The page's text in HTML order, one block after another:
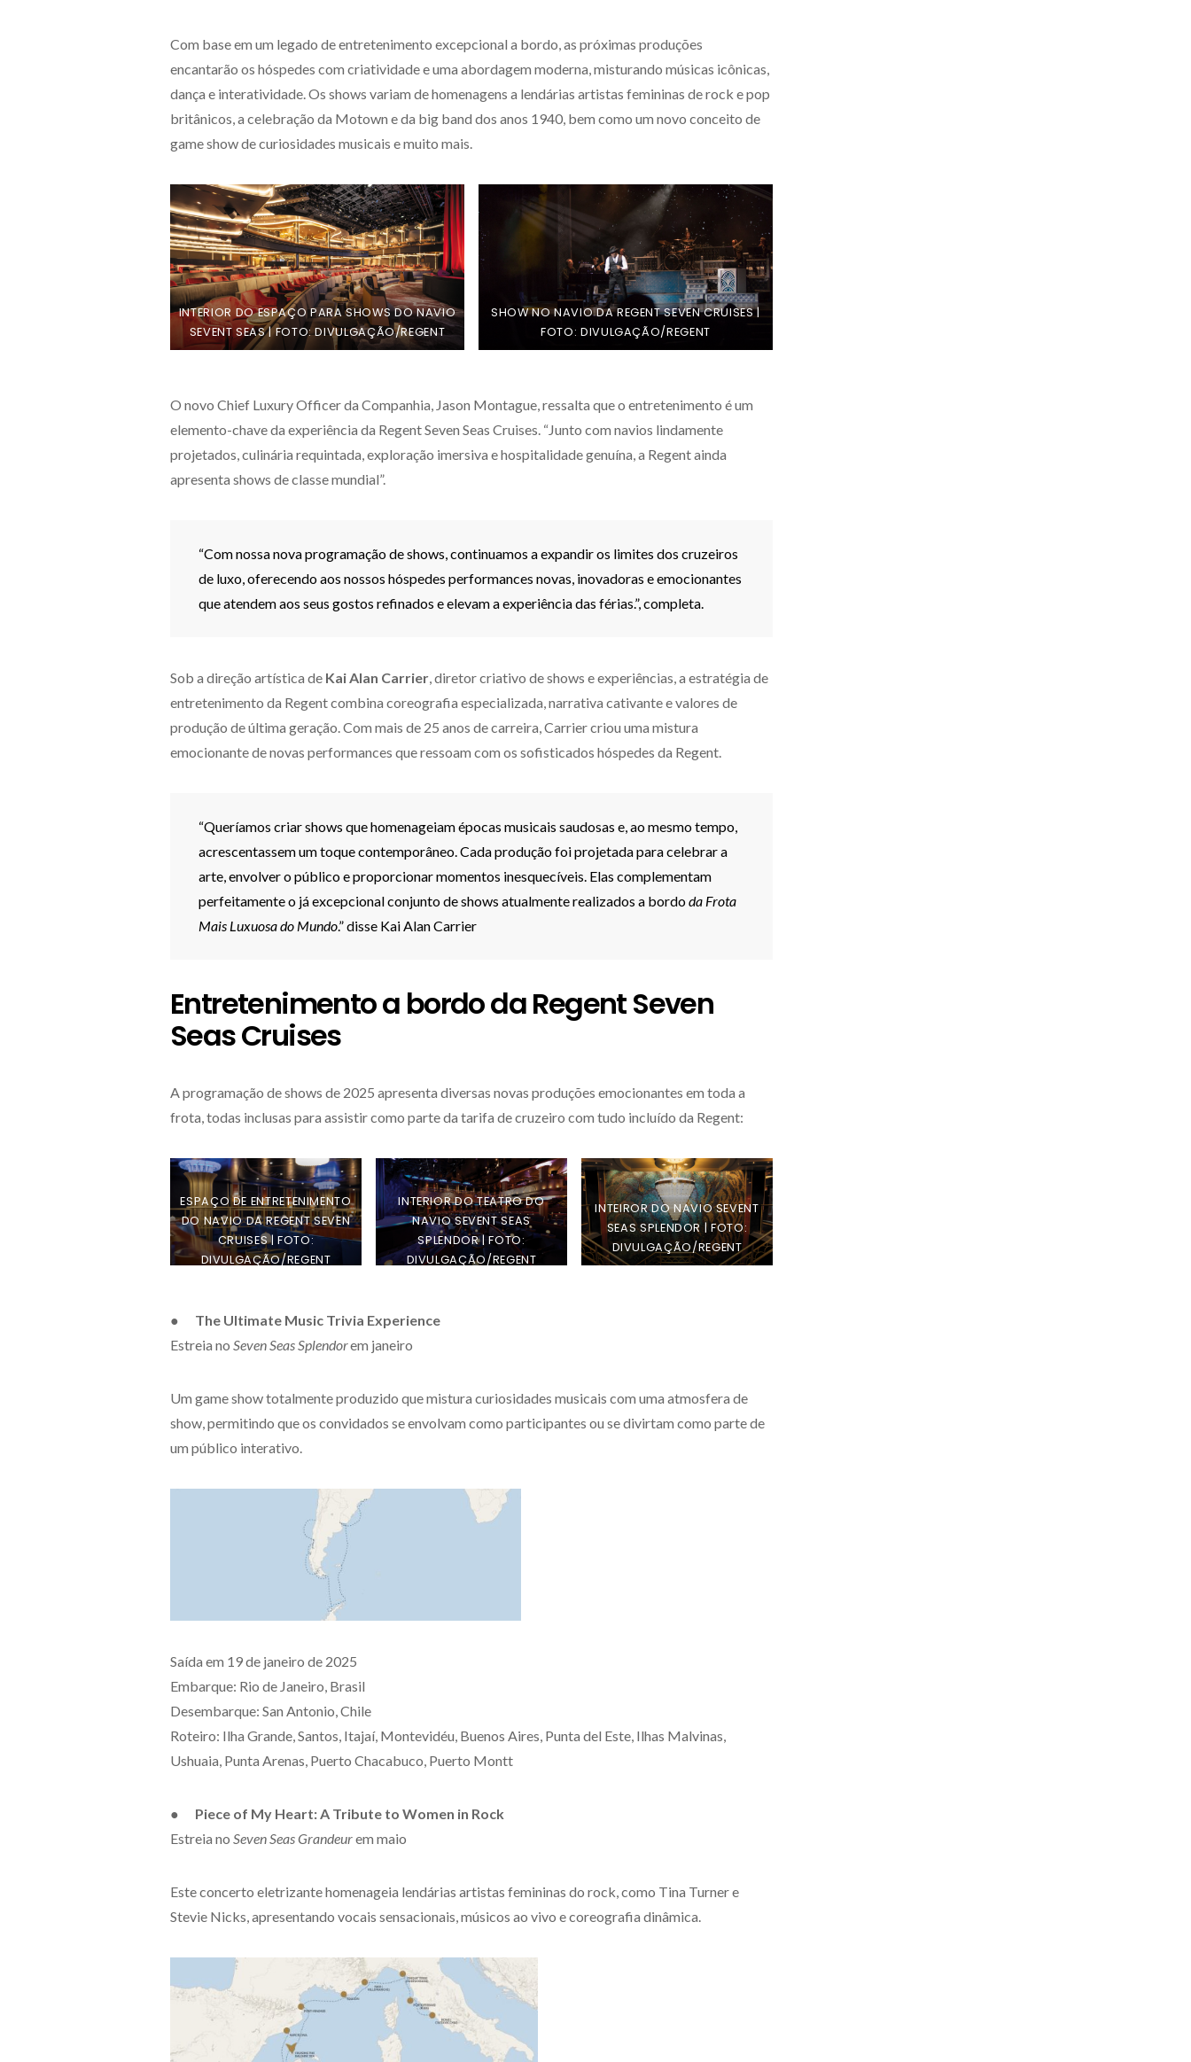
Com base em um legado de entretenimento excepcional a bordo, as próximas produções
encantarão os hóspedes com criatividade e uma abordagem moderna, misturando músicas icônicas,
dança e interatividade. Os shows variam de homenagens a lendárias artistas femininas de rock e pop
britânicos, a celebração da Motown e da big band dos anos 1940, bem como um novo conceito de
game show de curiosidades musicais e muito mais.
INTERIOR DO ESPAÇO PARA SHOWS DO NAVIO
SEVENT SEAS | FOTO: DIVULGAÇÃO/REGENT
SHOW NO NAVIO DA REGENT SEVEN CRUISES |
FOTO: DIVULGAÇÃO/REGENT
O novo Chief Luxury Officer da Companhia, Jason Montague, ressalta que o entretenimento é um
elemento-chave da experiência da Regent Seven Seas Cruises. “Junto com navios lindamente
projetados, culinária requintada, exploração imersiva e hospitalidade genuína, a Regent ainda
apresenta shows de classe mundial”.
“Com nossa nova programação de shows, continuamos a expandir os limites dos cruzeiros
de luxo, oferecendo aos nossos hóspedes performances novas, inovadoras e emocionantes
que atendem aos seus gostos refinados e elevam a experiência das férias.”, completa.
Sob a direção artística de Kai Alan Carrier , diretor criativo de shows e experiências, a estratégia de
entretenimento da Regent combina coreografia especializada, narrativa cativante e valores de
produção de última geração. Com mais de 25 anos de carreira, Carrier criou uma mistura
emocionante de novas performances que ressoam com os sofisticados hóspedes da Regent.
“Queríamos criar shows que homenageiam épocas musicais saudosas e, ao mesmo tempo,
acrescentassem um toque contemporâneo. Cada produção foi projetada para celebrar a
arte, envolver o público e proporcionar momentos inesquecíveis. Elas complementam
perfeitamente o já excepcional conjunto de shows atualmente realizados a bordoda Frota
Mais Luxuosa do Mundo.” disse Kai Alan Carrier
Entretenimento a bordo da Regent Seven
Seas Cruises
A programação de shows de 2025 apresenta diversas novas produções emocionantes em toda a
frota, todas inclusas para assistir como parte da tarifa de cruzeiro com tudo incluído da Regent:
ESPAÇO DE ENTRETENIMENTO
DO NAVIO DA REGENT SEVEN
CRUISES | FOTO:
DIVULGAÇÃO/REGENT
INTERIOR DO TEATRO DO
NAVIO SEVENT SEAS
SPLENDOR | FOTO:
DIVULGAÇÃO/REGENT
INTEIROR DO NAVIO SEVENT
SEAS SPLENDOR | FOTO:
DIVULGAÇÃO/REGENT
● The Ultimate Music Trivia Experience
Estreia no Seven Seas Splendorem janeiro
Um game show totalmente produzido que mistura curiosidades musicais com uma atmosfera de
show, permitindo que os convidados se envolvam como participantes ou se divirtam como parte de
um público interativo.
Saída em 19 de janeiro de 2025
Embarque: Rio de Janeiro, Brasil
Desembarque: San Antonio, Chile
Roteiro: Ilha Grande, Santos, Itajaí, Montevidéu, Buenos Aires, Punta del Este, Ilhas Malvinas,
Ushuaia, Punta Arenas, Puerto Chacabuco, Puerto Montt
● Piece of My Heart: A Tribute to Women in Rock
Estreia no Seven Seas Grandeurem maio
Este concerto eletrizante homenageia lendárias artistas femininas do rock, como Tina Turner e
Stevie Nicks, apresentando vocais sensacionais, músicos ao vivo e coreografia dinâmica.